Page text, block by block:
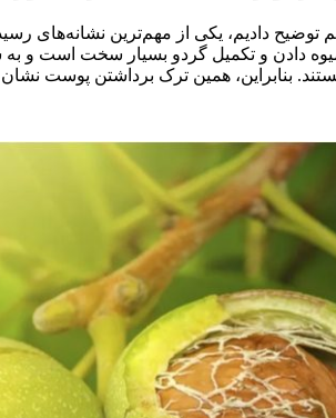
هم توضیح دادیم، یکی از مهم‌ترین
دادن و تکمیل گردو بسیار سخت است و
بنابراین، همین ترک برداشتن پوست